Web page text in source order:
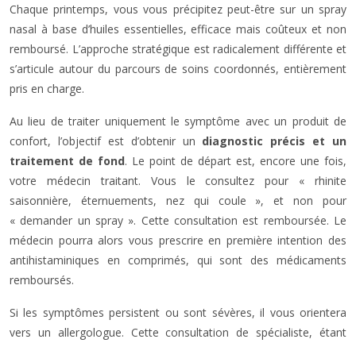
Chaque printemps, vous vous précipitez peut-être sur un spray
nasal à base d’huiles essentielles, efficace mais coûteux et non
remboursé. L’approche stratégique est radicalement différente et
s’articule autour du parcours de soins coordonnés, entièrement
pris en charge.
Au lieu de traiter uniquement le symptôme avec un produit de
confort, l’objectif est d’obtenir un diagnostic précis et un
traitement de fond. Le point de départ est, encore une fois,
votre médecin traitant. Vous le consultez pour « rhinite
saisonnière, éternuements, nez qui coule », et non pour
« demander un spray ». Cette consultation est remboursée. Le
médecin pourra alors vous prescrire en première intention des
antihistaminiques en comprimés, qui sont des médicaments
remboursés.
Si les symptômes persistent ou sont sévères, il vous orientera
vers un allergologue. Cette consultation de spécialiste, étant